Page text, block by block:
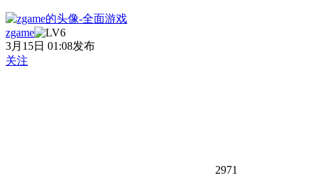
zgame
3月15日 01:08发布
关注
2971